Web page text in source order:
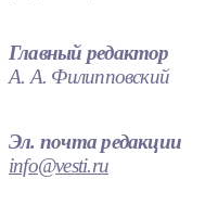
Главный редактор
А. А. Филипповский
Эл. почта редакции
info@vesti.ru